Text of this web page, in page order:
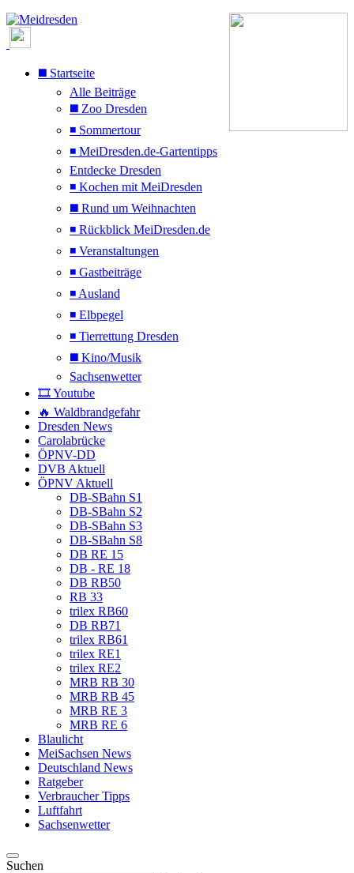
◼️ Startseite
Alle Beiträge
◼️ Zoo Dresden
◾ Sommertour
◾ MeiDresden.de-Gartentipps
Entdecke Dresden
◾ Kochen mit MeiDresden
◼️ Rund um Weihnachten
◾ Rückblick MeiDresden.de
◾ Veranstaltungen
◾ Gastbeiträge
◾ Ausland
◾ Elbpegel
◾ Tierrettung Dresden
◼️ Kino/Musik
Sachsenwetter
🎞️ Youtube
🔥 Waldbrandgefahr
Dresden News
Carolabrücke
ÖPNV-DD
DVB Aktuell
ÖPNV Aktuell
DB-SBahn S1
DB-SBahn S2
DB-SBahn S3
DB-SBahn S8
DB RE 15
DB - RE 18
DB RB50
RB 33
trilex RB60
DB RB71
trilex RB61
trilex RE1
trilex RE2
MRB RB 30
MRB RB 45
MRB RE 3
MRB RE 6
Blaulicht
MeiSachsen News
Deutschland News
Ratgeber
Verbraucher Tipps
Luftfahrt
Sachsenwetter
Suchen